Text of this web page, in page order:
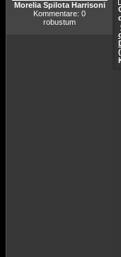
Morelia Spilota Harrisoni
Kommentare: 0
robustum